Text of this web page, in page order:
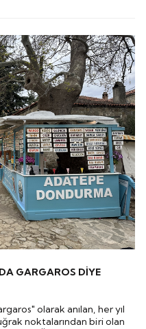
GARGAROS DİYE
olarak anılan, her yıl
noktalarından biri olan